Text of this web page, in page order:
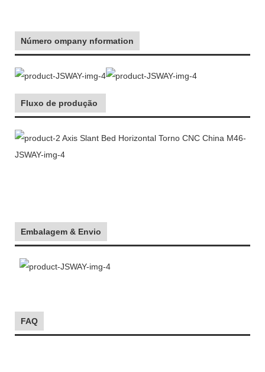
Número ompany nformation
Fluxo de produção
Embalagem & Envio
FAQ